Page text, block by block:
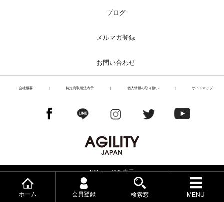
ホーム 会員登録 検索窓 MENU
ブログ
メルマガ登録
お問い合わせ
会社概要 特定商取引法表示 個人情報の取り扱い サイトマップ
PCページを表示
Copyright© Liberoworld